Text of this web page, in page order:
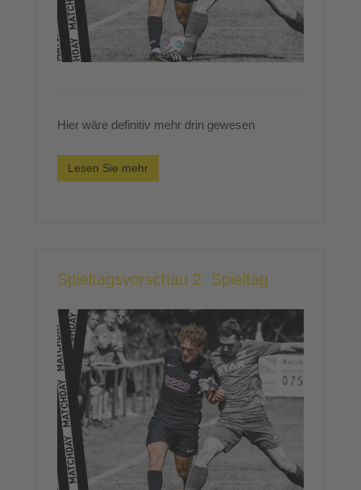
Hier wäre definitiv mehr drin gewesen
Lesen Sie mehr
Spieltagsvorschau 2. Spieltag